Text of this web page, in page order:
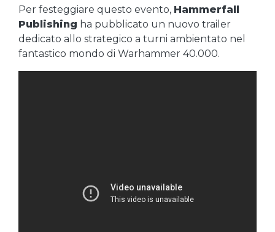
Per festeggiare questo evento, Hammerfall
Publishing ha pubblicato un nuovo trailer
dedicato allo strategico a turni ambientato nel
fantastico mondo di Warhammer 40.000.